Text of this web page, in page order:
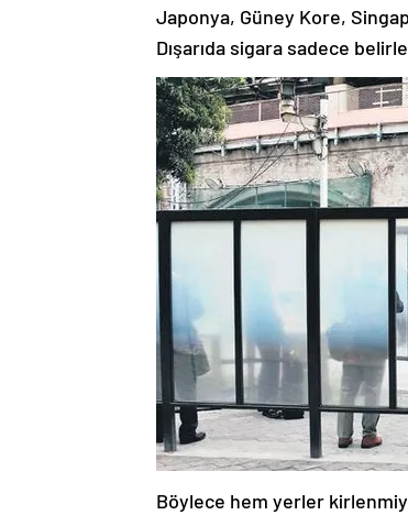
Japonya, Güney Kore,
Dışarıda sigara sadece
Böylece hem yerler